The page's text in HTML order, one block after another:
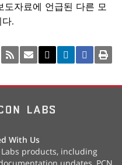
자료에 언급된 다른 모
.
With Us
products, including